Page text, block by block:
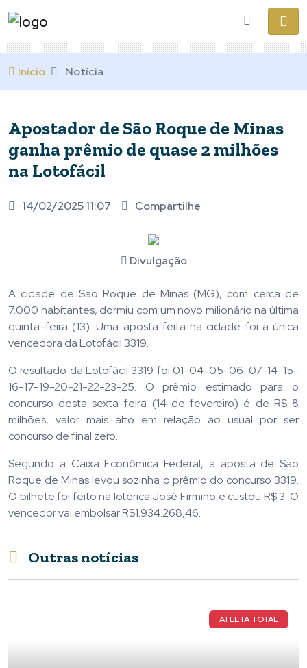
Início Notícia
Apostador de São Roque de Minas
ganha prêmio de quase 2 milhões
na Lotofácil
14/02/2025 11:07 Compartilhe
Divulgação
A cidade de São Roque de Minas (MG), com cerca de
7.000 habitantes, dormiu com um novo milionário na última
quinta-feira (13). Uma aposta feita na cidade foi a única
vencedora da Lotofácil 3319.
O resultado da Lotofácil 3319 foi 01-04-05-06-07-14-15-
16-17-19-20-21-22-23-25. O prêmio estimado para o
concurso desta sexta-feira (14 de fevereiro) é de R$ 8
milhões, valor mais alto em relação ao usual por ser
concurso de final zero.
Segundo a Caixa Econômica Federal, a aposta de São
Roque de Minas levou sozinha o prêmio do concurso 3319.
O bilhete foi feito na lotérica José Firmino e custou R$ 3. O
vencedor vai embolsar R$1.934.268,46.
Outras notícias
ATLETA TOTAL